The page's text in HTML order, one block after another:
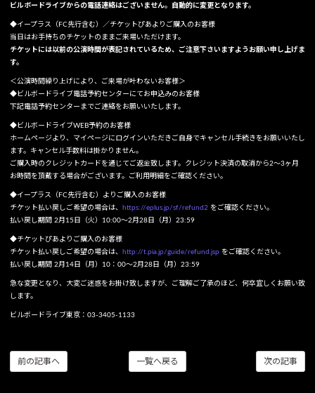
ビルボードライブからの電話連絡はございません。自動的に変更となります。
◆イープラス（FC先行含む）／チケットぴあよりご購入のお客様
当日はお手持ちのチケットのままご来場いただけます。
チケットには以前の公演時間が表記されているため、ご注意下さいますようお願い申し上げま
す。
＜公演時間繰り上げにより、ご来場が叶わないお客様＞
◆ビルボードライブ電話予約センターにてお申込みのお客様
下記電話予約センターまでご連絡をお願いいたします。
◆ビルボードライブWEB予約のお客様
ホームページより、マイページにログインいただきご自身でキャンセル手続きをお願いいたし
ます。キャンセル手数料は掛かりません。
ご購入時のクレジットカードを通じてご返金致します。クレジット決済の取消から2～3ヶ月
お時間を頂戴する場合がございます。ご利用明細をご確認ください。
◆イープラス（FC先行含む）よりご購入のお客様
チケット払い戻しご希望の場合は、 https://eplus.jp/sf/refund2 をご確認ください。
払い戻し期間 2月15日（火）10:00～2月28日（月）23:59
◆チケットぴあよりご購入のお客様
チケット払い戻しご希望の場合は、 http://t.pia.jp/guide/refund.jsp をご確認ください。
払い戻し期間 2月14日（月）10：00～2月28日（月）23:59
急な変更となり、大変ご迷惑をお掛け致しますが、ご理解ご了承のほど、何卒宜しくお願い致
します。
ビルボードライブ東京：03-3405-1133
次の記事
一覧へ戻る
前の記事へ